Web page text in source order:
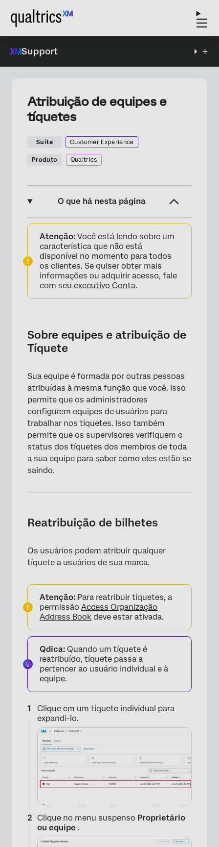
Support
Atribuição de equipes e
tíquetes
Suite Customer Experience
Produto Qualtrics
O que há nesta página
Sobre equipes e atribuição de Tíquete
Reatribuição de bilhetes
Gerenciar equipes
Alteração do status Tíquete
Atribuição dinâmica de Tíquete
Atenção: Você está lendo sobre um
característica que não está
disponível no momento para todos
os clientes. Se quiser obter mais
informações ou adquirir acesso, fale
com seu executivo Conta.
Sobre equipes e atribuição de
Tíquete
Sua equipe é formada por outras pessoas
atribuídas à mesma função que você. Isso
permite que os administradores
configurem equipes de usuários para
trabalhar nos tíquetes. Isso também
permite que os supervisores verifiquem o
status dos tíquetes dos membros de toda
a sua equipe para saber como eles estão se
saindo.
Reatribuição de bilhetes
Os usuários podem atribuir qualquer
tíquete a usuários de sua marca.
Atenção: Para reatribuir tíquetes, a
permissão Access Organização
Address Book deve estar ativada.
Qdica: Quando um tíquete é
reatribuído, tíquete passa a
pertencer ao usuário individual e à
equipe.
Clique em um tíquete individual para
expandi-lo.
Clique no menu suspenso Proprietário
ou equipe .